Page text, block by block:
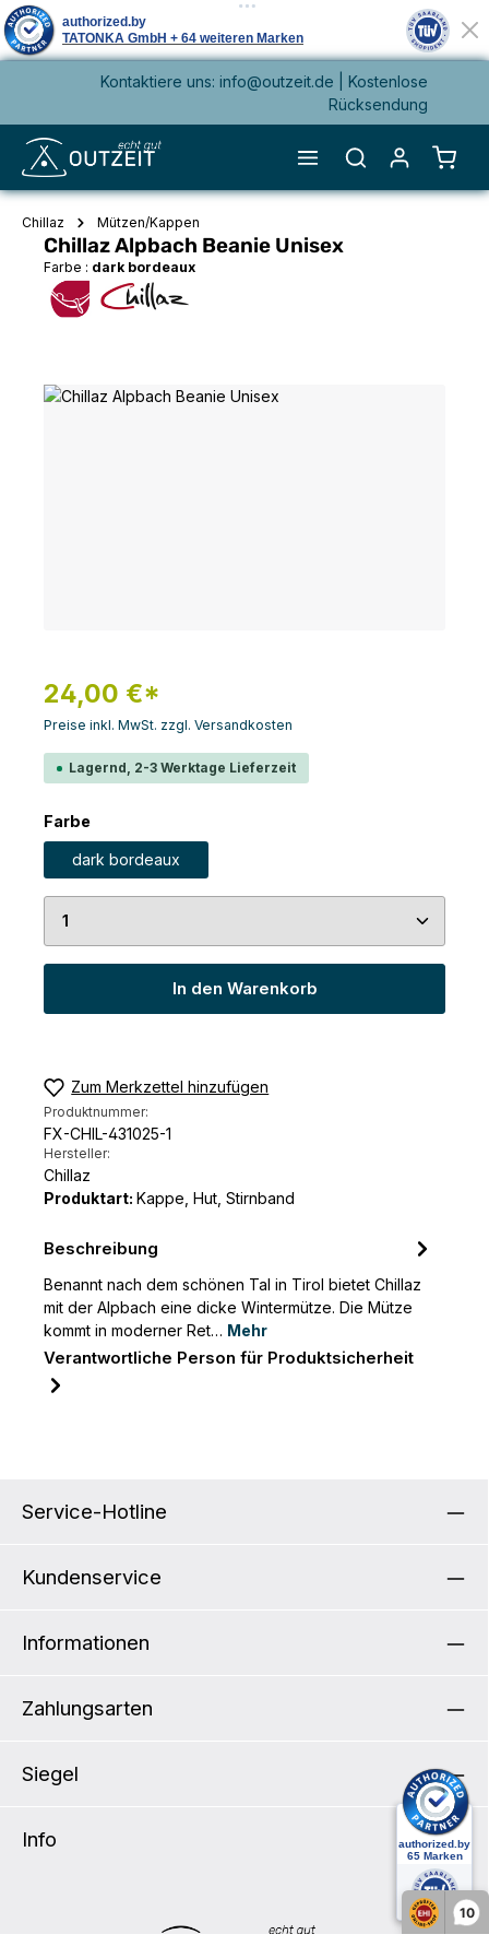
10
springenKontaktiere uns: info@outzeit.de | Kostenlose
Rücksendung
Chillaz Mützen/Kappen
Chillaz Alpbach Beanie Unisex
Farbe : dark bordeaux
Bildergalerie überspringen
24,00 €*
Preise inkl. MwSt. zzgl. Versandkosten
Lagernd, 2-3 Werktage Lieferzeit
Farbeauswählen
dark bordeaux
Produkt Anzahl: Gib den gewünschten Wert
In den Warenkorb
Zum Merkzettel hinzufügen
Produktnummer:
FX-CHIL-431025-1
Hersteller:
Chillaz
Produktart: Kappe, Hut, Stirnband
Beschreibung
Benannt nach dem schönen Tal in Tirol bietet Chillaz
mit der Alpbach eine dicke Wintermütze. Die Mütze
kommt in moderner Ret… Mehr
Verantwortliche Person für Produktsicherheit
Service-Hotline
Kundenservice
Informationen
Zahlungsarten
Siegel
Info